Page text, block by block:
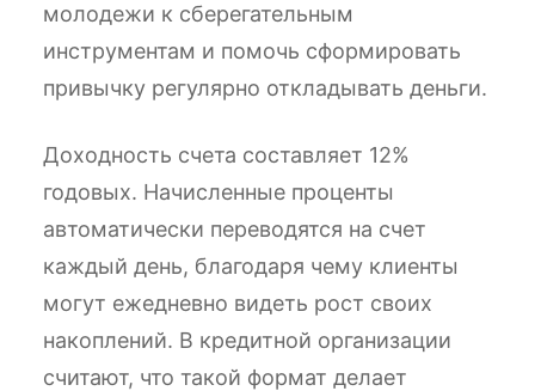
молодежи к сберегательным
инструментам и помочь сформировать
привычку регулярно откладывать деньги.
Доходность счета составляет 12%
годовых. Начисленные проценты
автоматически переводятся на счет
каждый день, благодаря чему клиенты
могут ежедневно видеть рост своих
накоплений. В кредитной организации
считают, что такой формат делает